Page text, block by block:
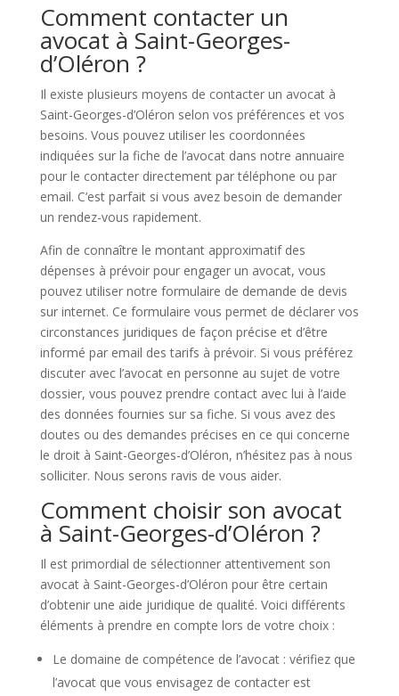
Comment contacter un
avocat à Saint-Georges-
d’Oléron ?
Il existe plusieurs moyens de contacter un avocat à
Saint-Georges-d’Oléron selon vos préférences et vos
besoins. Vous pouvez utiliser les coordonnées
indiquées sur la fiche de l’avocat dans notre annuaire
pour le contacter directement par téléphone ou par
email. C’est parfait si vous avez besoin de demander
un rendez-vous rapidement.
Afin de connaître le montant approximatif des
dépenses à prévoir pour engager un avocat, vous
pouvez utiliser notre formulaire de demande de devis
sur internet. Ce formulaire vous permet de déclarer vos
circonstances juridiques de façon précise et d’être
informé par email des tarifs à prévoir. Si vous préférez
discuter avec l’avocat en personne au sujet de votre
dossier, vous pouvez prendre contact avec lui à l’aide
des données fournies sur sa fiche. Si vous avez des
doutes ou des demandes précises en ce qui concerne
le droit à Saint-Georges-d’Oléron, n’hésitez pas à nous
solliciter. Nous serons ravis de vous aider.
Comment choisir son avocat
à Saint-Georges-d’Oléron ?
Il est primordial de sélectionner attentivement son
avocat à Saint-Georges-d’Oléron pour être certain
d’obtenir une aide juridique de qualité. Voici différents
éléments à prendre en compte lors de votre choix :
Le domaine de compétence de l’avocat : vérifiez que
l’avocat que vous envisagez de contacter est